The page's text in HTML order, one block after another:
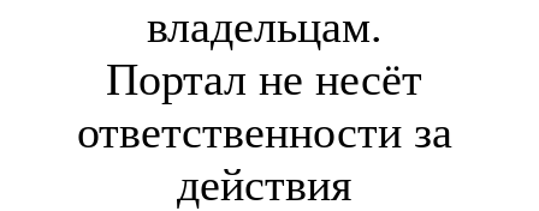
владельцам.
Портал не несёт
ответственности за
действия